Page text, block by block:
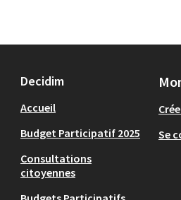
Decidim
Accueil
Budget Participatif 2025
Consultations
citoyennes
Se